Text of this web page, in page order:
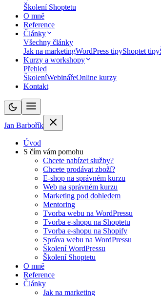
Školení Shoptetu
O mně
Reference
Články
Všechny články
Jak na marketingWordPress tipyShoptet tipy
Kurzy a workshopy
Přehled
ŠkoleníWebinářeOnline kurzy
Kontakt
Jan Barbořík
Úvod
S čím vám pomohu
Chcete nabízet služby?
Chcete prodávat zboží?
E-shop na správném kurzu
Web na správném kurzu
Marketing pod dohledem
Mentoring
Tvorba webu na WordPressu
Tvorba e-shopu na Shoptetu
Tvorba e-shopu na Shopify
Správa webu na WordPressu
Školení WordPressu
Školení Shoptetu
O mně
Reference
Články
Jak na marketing